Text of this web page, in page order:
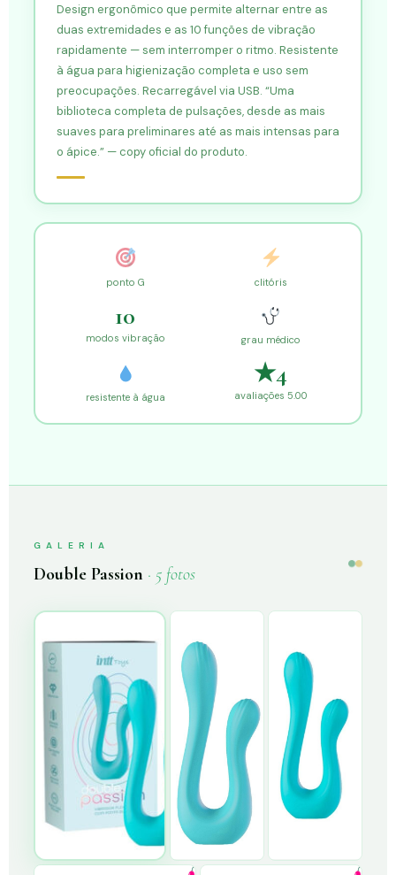
Design ergonômico que permite alternar entre as
duas extremidades e as 10 funções de vibração
rapidamente — sem interromper o ritmo. Resistente
à água para higienização completa e uso sem
preocupações. Recarregável via USB. “Uma
biblioteca completa de pulsações, desde as mais
suaves para preliminares até as mais intensas para
o ápice.” — copy oficial do produto.
ponto G clitóris
10
modos vibração grau médico
resistente à água
★4
avaliações 5.00
GALERIA
Double Passion · 5 fotos